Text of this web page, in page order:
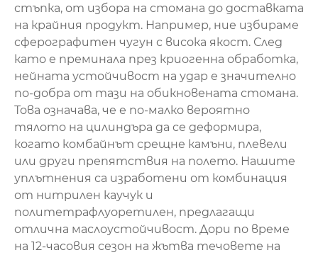
стъпка, от избора на стомана до доставката
на крайния продукт. Например, ние избираме
сферографитен чугун с висока якост. След
като е преминала през криогенна обработка,
нейната устойчивост на удар е значително
по-добра от тази на обикновената стомана.
Това означава, че е по-малко вероятно
тялото на цилиндъра да се деформира,
когато комбайнът срещне камъни, плевели
или други препятствия на полето. Нашите
уплътнения са изработени от комбинация
от нитрилен каучук и
политетрафлуоретилен, предлагащи
отлична маслоустойчивост. Дори по време
на 12-часовия сезон на жътва течовете на